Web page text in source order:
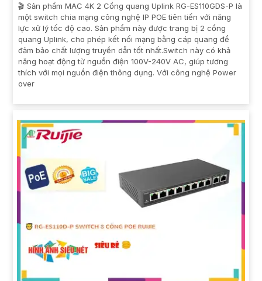
🎬 Sản phẩm MAC 4K 2 Cổng quang Uplink RG-ES110GDS-P là
một switch chia mạng công nghệ IP POE tiên tiến với năng
lực xử lý tốc độ cao. Sản phẩm này được trang bị 2 cổng
quang Uplink, cho phép kết nối mạng bằng cáp quang để
đảm bảo chất lượng truyền dẫn tốt nhất.Switch này có khả
năng hoạt động từ nguồn điện 100V-240V AC, giúp tương
thích với mọi nguồn điện thông dụng. Với công nghệ Power
over